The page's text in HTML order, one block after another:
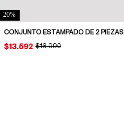
-20%
CONJUNTO ESTAMPADO DE 2 PIEZAS
ORIGINAL PRICE:
$16.990
PRICE:
$13.592